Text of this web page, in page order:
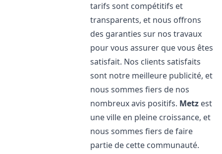
tarifs sont compétitifs et
transparents, et nous offrons
des garanties sur nos travaux
pour vous assurer que vous êtes
satisfait. Nos clients satisfaits
sont notre meilleure publicité, et
nous sommes fiers de nos
nombreux avis positifs. Metz est
une ville en pleine croissance, et
nous sommes fiers de faire
partie de cette communauté.